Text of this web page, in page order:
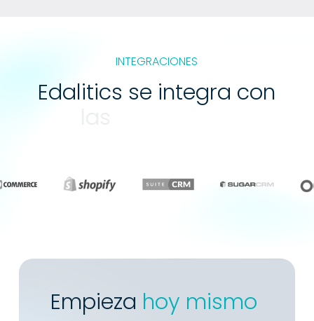
INTEGRACIONES
Edalitics se integra con
Empieza hoy mismo